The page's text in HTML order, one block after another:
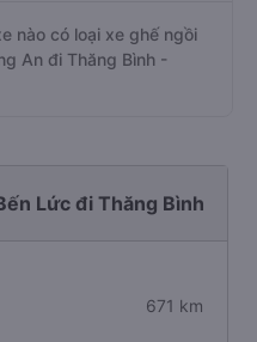
nào có loại xe ghế ngồi
An đi Thăng Bình -
Lức đi Thăng Bình
671 km